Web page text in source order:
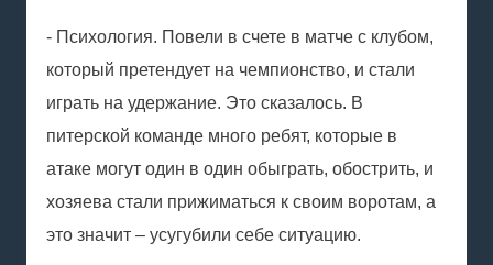
- Психология. Повели в счете в матче с клубом,
который претендует на чемпионство, и стали
играть на удержание. Это сказалось. В
питерской команде много ребят, которые в
атаке могут один в один обыграть, обострить, и
хозяева стали прижиматься к своим воротам, а
это значит – усугубили себе ситуацию.